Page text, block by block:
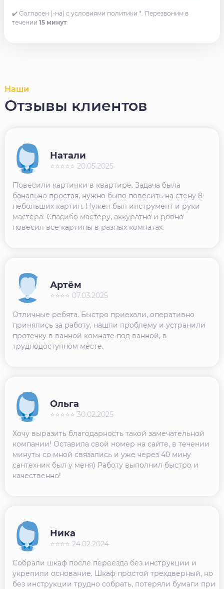
✔️ Согласен (-на) с условиями политики *. Перезвоним в
течении 15 минут.
Наши
Отзывы клиентов
Повесили картинки в квартире. Задача была
банально простая, нужно было повесить на стену 8
небольших картин. Нужен был инструмент и руки
мастера. Спасибо мастеру, аккуратно и ровно
повесил все картины в разных комнатах.
Натали
⭐⭐⭐⭐⭐ 20.05.2025
Отличные ребята. Быстро приехали, оперативно
принялись за работу, нашли проблему и устранили
протечку в ванной комнате под ванной, в
труднодоступном месте.
Артём
⭐⭐⭐⭐ 07.03.2025
Хочу выразить благодарность такой замечательной
компании! Оставила свой номер на сайте, в течении
минуты со мной связались и уже через 40 мину
сантехник был у меня) Работу выполнил быстро и
качественно!
Ольга
⭐⭐⭐⭐⭐ 30.02.2025
Собрали шкаф после переезда без инструкции и
укрепили основание. Шкаф простой трехдверный, но
без инструкции трудно собрать, потеряли бумаги при
Ника
⭐⭐⭐⭐ 24.02.2024